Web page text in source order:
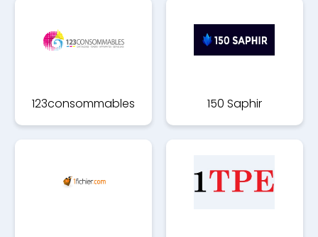
123consommables 150 Saphir